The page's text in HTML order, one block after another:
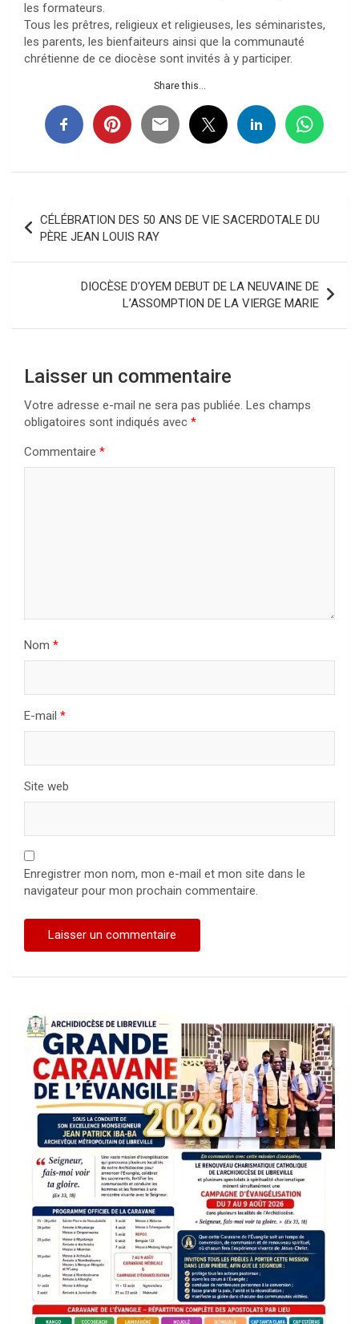
les formateurs.
Tous les prêtres, religieux et religieuses, les séminaristes,
les parents, les bienfaiteurs ainsi que la communauté
chrétienne de ce diocèse sont invités à y participer.
Share this...
Navigation
de
l’article
CÉLÉBRATION DES 50 ANS DE VIE SACERDOTALE DU
PÈRE JEAN LOUIS RAY
DIOCÈSE D’OYEM DEBUT DE LA NEUVAINE DE
L’ASSOMPTION DE LA VIERGE MARIE
Laisser un commentaire
Votre adresse e-mail ne sera pas publiée. Les champs
obligatoires sont indiqués avec *
Commentaire *
Nom *
E-mail *
Site web
Enregistrer mon nom, mon e-mail et mon site dans le
navigateur pour mon prochain commentaire.